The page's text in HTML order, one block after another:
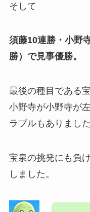
そして
須藤10連勝・小野
勝）で見事優勝。
最後の種目である
小野寺が小野寺が
ラブルもありまし
宝泉の挑発にも負
しました。